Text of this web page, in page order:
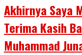
Akhirnya Saya
Terima Kasih
Muhammad